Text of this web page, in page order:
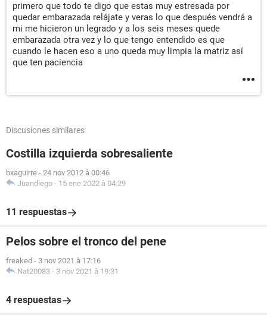
primero que todo te digo que estas muy estresada por
quedar embarazada relájate y veras lo que después vendrá a
mi me hicieron un legrado y a los seis meses quede
embarazada otra vez y lo que tengo entendido es que
cuando le hacen eso a uno queda muy limpia la matriz así
que ten paciencia
Discusiones similares
Costilla izquierda sobresaliente
bxaguirre - 24 nov 2012 à 00:46
Juandiego - 15 ene 2022 à 04:29
11 respuestas
Pelos sobre el tronco del pene
freaked - 3 nov 2021 à 17:16
Nat20083 - 3 nov 2021 à 19:31
4 respuestas